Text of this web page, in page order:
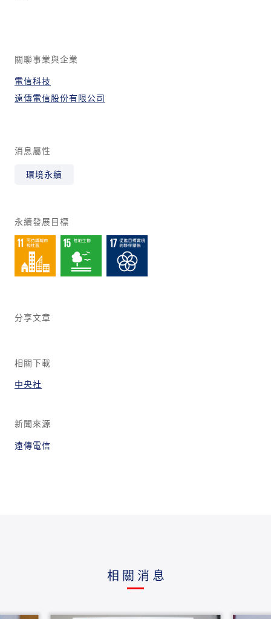
關聯事業與企業
電信科技
遠傳電信股份有限公司
消息屬性
環境永續
永續發展目標
分享文章
相關下載
中央社
新聞來源
遠傳電信
相關消息